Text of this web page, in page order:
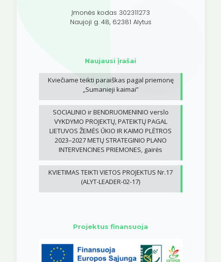
Įmonės kodas 302311273
Naujoji g. 48, 62381 Alytus
Naujausi įrašai
Kviečiame teikti paraiškas pagal priemonę
„Sumanieji kaimai”
SOCIALINIO ir BENDRUOMENINIO verslo
VYKDYMO PROJEKTŲ, PATEIKTŲ PAGAL
LIETUVOS ŽEMĖS ŪKIO IR KAIMO PLĖTROS
2023–2027 METŲ STRATEGINIO PLANO
INTERVENCINES PRIEMONES, gairės
KVIETIMAS TEIKTI VIETOS PROJEKTUS Nr.17
(ALYT-LEADER-02-17)
Projektus finansuoja